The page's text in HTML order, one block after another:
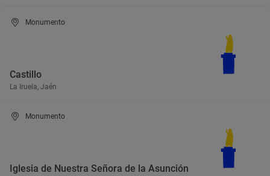
Monumento
Castillo
La Iruela, Jaén
Monumento
Iglesia de Nuestra Señora de la Asunción